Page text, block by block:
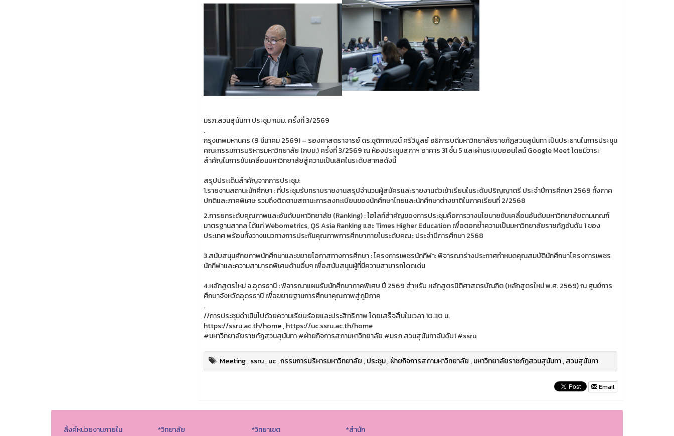
มรภ.สวนสุนันทา ประชุม กบม. ครั้งที่ 3/2569
.
กรุงเทพมหานคร (9 มีนาคม 2569) – รองศาสตราจารย์ ดร.ชุติกาญจน์ ศรีวิบูลย์ อธิการบดีมหาวิทยาลัยราชภัฏสวนสุนันทา เป็นประธานในการประชุม
คณะกรรมการบริหารมหาวิทยาลัย (กบม.) ครั้งที่ 3/2569 ณ ห้องประชุมสภาฯ อาคาร 31 ชั้น 5 และผ่านระบบออนไลน์ Google Meet โดยมีวาระ
สำคัญในการขับเคลื่อนมหาวิทยาลัยสู่ความเป็นเลิศในระดับสากลดังนี้
สรุปประเด็นสำคัญจากการประชุม:
1.รายงานสถานะนักศึกษา : ที่ประชุมรับทราบรายงานสรุปจำนวนผู้สมัครและรายงานตัวเข้าเรียนในระดับปริญญาตรี ประจำปีการศึกษา 2569 ทั้งภาค
ปกติและภาคพิเศษ รวมถึงติดตามสถานะการลงทะเบียนของนักศึกษาไทยและนักศึกษาต่างชาติในภาคเรียนที่ 2/2568
2.การยกระดับคุณภาพและอันดับมหาวิทยาลัย (Ranking) : ไฮไลท์สำคัญของการประชุมคือการวางนโยบายขับเคลื่อนอันดับมหาวิทยาลัยตามเกณฑ์
มาตรฐานสากล ได้แก่ Webometrics, QS Asia Ranking และ Times Higher Education เพื่อตอกย้ำความเป็นมหาวิทยาลัยราชภัฏอันดับ 1 ของ
ประเทศ พร้อมทั้งวางแนวทางการประกันคุณภาพการศึกษาภายในระดับคณะ ประจำปีการศึกษา 2568
3.สนับสนุนศักยภาพนักศึกษาและขยายโอกาสทางการศึกษา : โครงการเพชรนักกีฬา: พิจารณาร่างประกาศกำหนดคุณสมบัตินักศึกษาโครงการเพชร
นักกีฬาและความสามารถพิเศษด้านอื่นๆ เพื่อสนับสนุนผู้ที่มีความสามารถโดดเด่น
4.หลักสูตรใหม่ จ.อุดรธานี : พิจารณาแผนรับนักศึกษาภาคพิเศษ ปี 2569 สำหรับ หลักสูตรนิติศาสตรบัณฑิต (หลักสูตรใหม่ พ.ศ. 2569) ณ ศูนย์การ
ศึกษาจังหวัดอุดรธานี เพื่อขยายฐานการศึกษาคุณภาพสู่ภูมิภาค
.
//การประชุมดำเนินไปด้วยความเรียบร้อยและประสิทธิภาพ โดยเสร็จสิ้นในเวลา 10.30 น.
https://ssru.ac.th/home , https://uc.ssru.ac.th/home
#มหาวิทยาลัยราชภัฏสวนสุนันทา #ฝ่ายกิจการสภามหาวิทยาลัย #มรภ.สวนสุนันทาอันดับ1 #ssru
Meeting,ssru,uc,กรรมการบริหารมหาวิทยาลัย,ประชุม,ฝ่ายกิจการสภามหาวิทยาลัย,มหาวิทยาลัยราชภัฏสวนสุนันทา,สวนสุนันทา
Email
ลิ้งค์หน่วยงานภายใน
*วิทยาลัย *วิทยาเขต *สำนัก